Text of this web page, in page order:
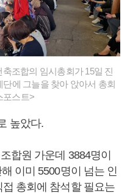
조합의 임시총회가 15일 진
에 그늘을 찾아 앉아서 총회
포스트>
높았다.
합원 가운데 3884명이
이미 5500명이 넘는 인
접 총회에 참석할 필요는